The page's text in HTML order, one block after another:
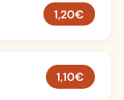
1,20€
1,10€